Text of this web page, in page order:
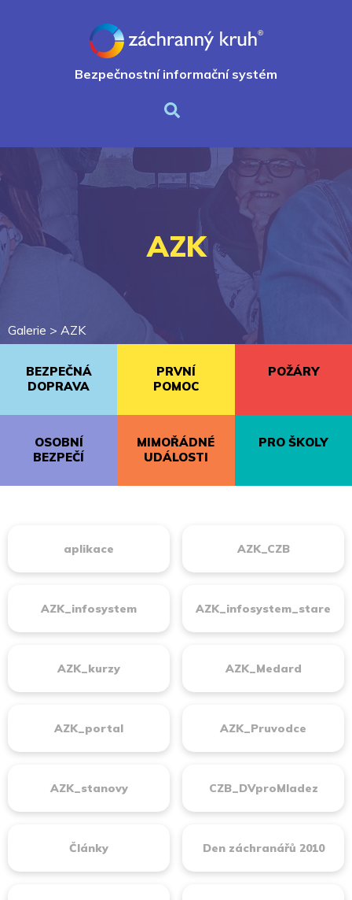
Bezpečnostní informační systém
AZK
Galerie > AZK
BEZPEČNÁ
DOPRAVA
PRVNÍ
POMOC
POŽÁRY
OSOBNÍ
BEZPEČÍ
MIMOŘÁDNÉ
UDÁLOSTI
PRO ŠKOLY
aplikace AZK_CZB
AZK_infosystem AZK_infosystem_stare
AZK_kurzy AZK_Medard
AZK_portal AZK_Pruvodce
AZK_stanovy CZB_DVproMladez
Články Den záchranářů 2010